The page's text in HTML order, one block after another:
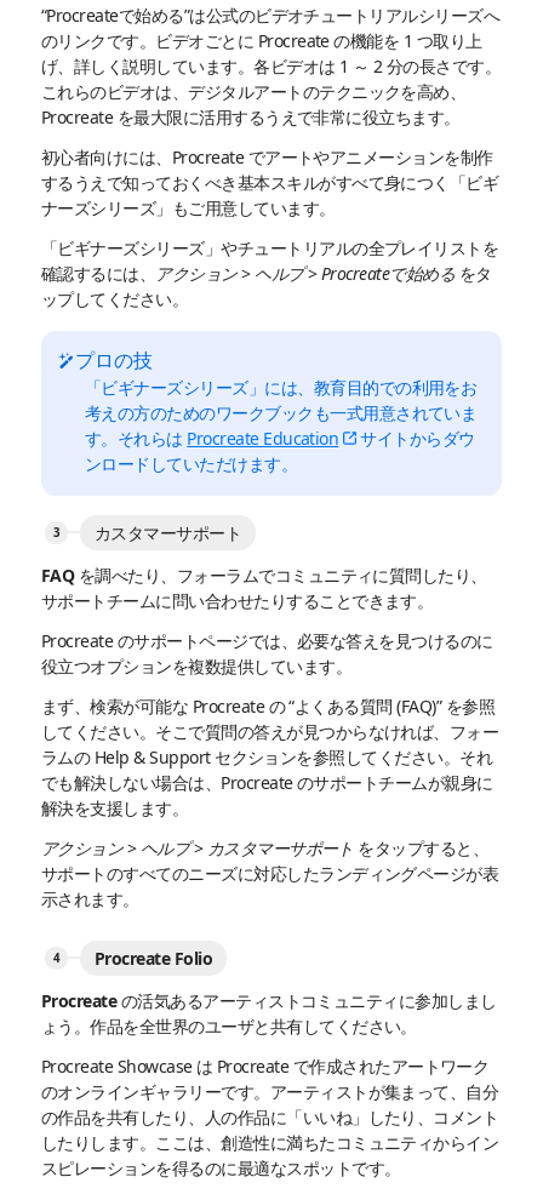
“Procreateで始める”は公式のビデオチュートリアルシリーズへ
のリンクです。ビデオごとに Procreate の機能を 1 つ取り上
げ、詳しく説明しています。各ビデオは 1 ～ 2 分の長さです。
これらのビデオは、デジタルアートのテクニックを高め、
Procreate を最大限に活用するうえで非常に役立ちます。
初心者向けには、Procreate でアートやアニメーションを制作
するうえで知っておくべき基本スキルがすべて身につく「ビギ
ナーズシリーズ」もご用意しています。
「ビギナーズシリーズ」やチュートリアルの全プレイリストを
確認するには、
アクション> ヘルプ>Procreateで始める をタ
ップしてください。
プロの技
「ビギナーズシリーズ」には、教育目的での利用をお
考えの方のためのワークブックも一式用意されていま
す。それらは Procreate Education
サイトからダウ
ンロードしていただけます。
カスタマーサポート
FAQ を調べたり、フォーラムでコミュニティに質問したり、
サポートチームに問い合わせたりすることできます。
Procreate のサポートページでは、必要な答えを見つけるのに
役立つオプションを複数提供しています。
まず、検索が可能な Procreate の “よくある質問 (FAQ)” を参照
してください。そこで質問の答えが見つからなければ、フォー
ラムの Help & Support セクションを参照してください。それ
でも解決しない場合は、Procreate のサポートチームが親身に
解決を支援します。
アクション> ヘルプ> カスタマーサポート をタップすると、
サポートのすべてのニーズに対応したランディングページが表
示されます。
Procreate Folio
Procreate の活気あるアーティストコミュニティに参加しまし
ょう。作品を全世界のユーザと共有してください。
Procreate Showcase は Procreate で作成されたアートワーク
のオンラインギャラリーです。アーティストが集まって、自分
の作品を共有したり、人の作品に「いいね」したり、コメント
したりします。ここは、創造性に満ちたコミュニティからイン
スピレーションを得るのに最適なスポットです。